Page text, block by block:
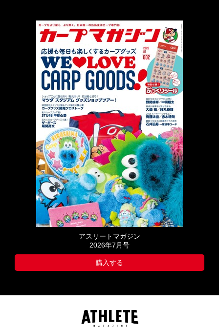
アスリートマガジン
2026年7月号
購入する